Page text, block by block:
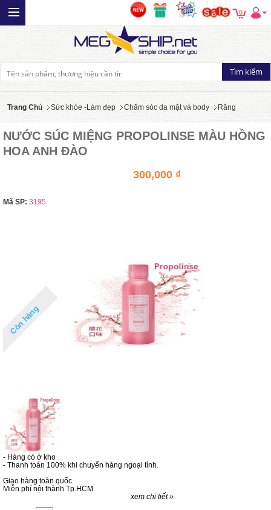
0
Trang Chủ Sức khỏe -Làm đẹp Chăm sóc da mặt và body Răng
NƯỚC SÚC MIỆNG PROPOLINSE MÀU HỒNG
HOA ANH ĐÀO
300,000 ₫
Mã SP: 3195
Còn hàng
- Hàng có ở kho
- Thanh toán 100% khi chuyển hàng ngoại tỉnh.
Giao hàng toàn quốc
Miễn phí nội thành Tp.HCM
xem chi tiết »